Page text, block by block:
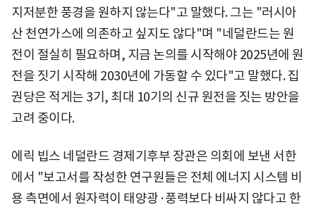
지저분한 풍경을 원하지 않는다"고 말했다. 그는 "러시아
산 천연가스에 의존하고 싶지도 않다"며 "네덜란드는 원
전이 절실히 필요하며, 지금 논의를 시작해야 2025년에 원
전을 짓기 시작해 2030년에 가동할 수 있다"고 말했다. 집
권당은 적게는 3기, 최대 10기의 신규 원전을 짓는 방안을
고려 중이다.
에릭 빕스 네덜란드 경제기후부 장관은 의회에 보낸 서한
에서 "보고서를 작성한 연구원들은 전체 에너지 시스템 비
용 측면에서 원자력이 태양광·풍력보다 비싸지 않다고 한